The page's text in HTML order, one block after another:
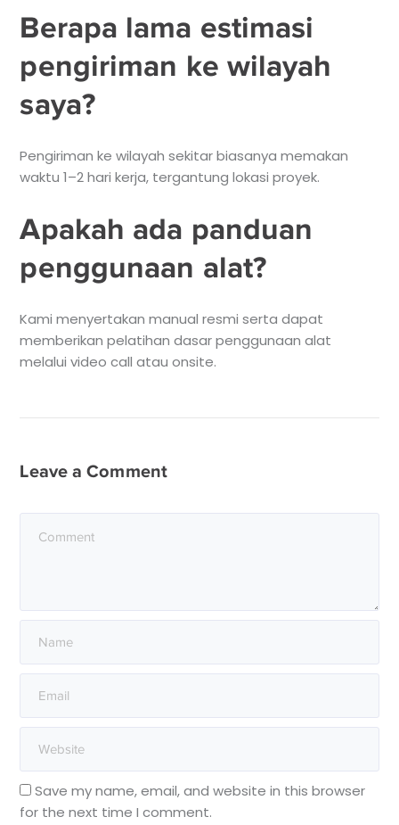
Berapa lama estimasi
pengiriman ke wilayah
saya?
Pengiriman ke wilayah sekitar biasanya memakan
waktu 1–2 hari kerja, tergantung lokasi proyek.
Apakah ada panduan
penggunaan alat?
Kami menyertakan manual resmi serta dapat
memberikan pelatihan dasar penggunaan alat
melalui video call atau onsite.
Leave a Comment
Save my name, email, and website in this browser
for the next time I comment.